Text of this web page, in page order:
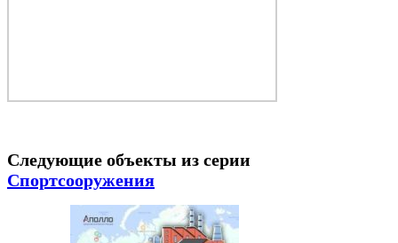
Следующие объекты из серии
Спортсооружения